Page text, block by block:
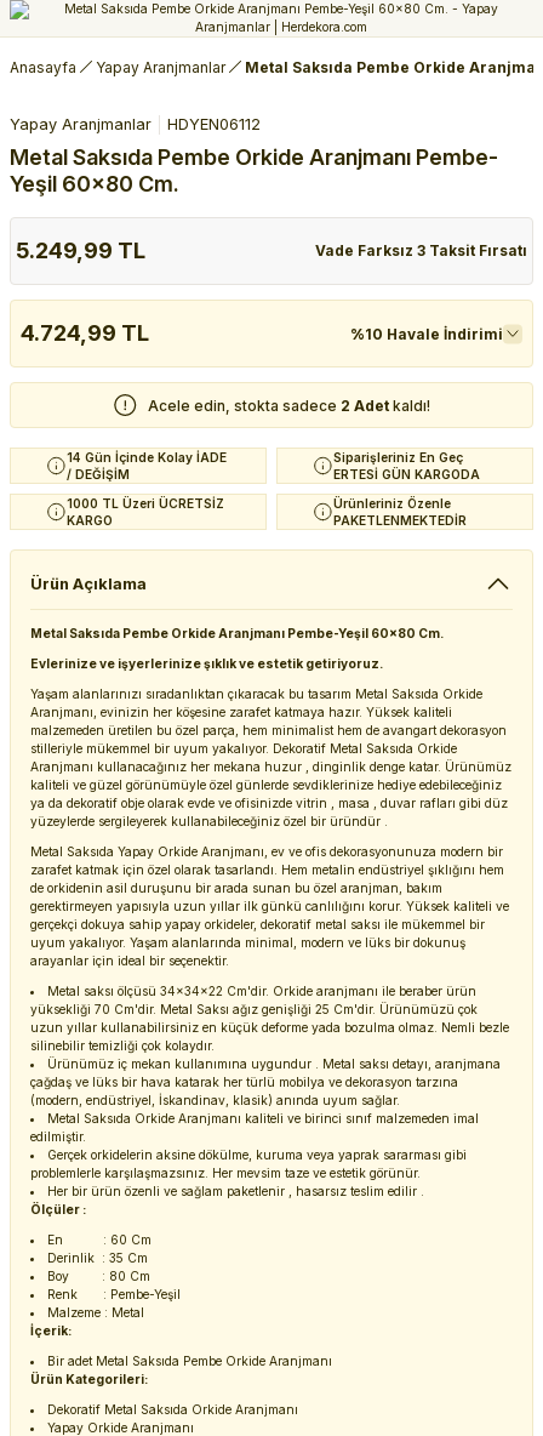
Anasayfa Yapay Aranjmanlar Metal Saksıda Pembe Orkide
Yapay Aranjmanlar HDYEN06112
Metal Saksıda Pembe Orkide Aranjmanı Pembe-
Yeşil 60x80 Cm.
5.249,99 TL Vade Farksız 3 Taksit Fırsatı
4.724,99 TL %10 Havale İndirimi
Acele edin, stokta sadece 2 Adet kaldı!
14 Gün İçinde Kolay İADE
/ DEĞİŞİM
Siparişleriniz En Geç
ERTESİ GÜN KARGODA
1000 TL Üzeri ÜCRETSİZ
KARGO
Ürünleriniz Özenle
PAKETLENMEKTEDİR
Ürün Açıklama
Metal Saksıda Pembe Orkide Aranjmanı Pembe-Yeşil 60x80 Cm.
Evlerinize ve işyerlerinize şıklık ve estetik getiriyoruz.
Yaşam alanlarınızı sıradanlıktan çıkaracak bu tasarım Metal Saksıda Orkide
Aranjmanı, evinizin her köşesine zarafet katmaya hazır. Yüksek kaliteli
malzemeden üretilen bu özel parça, hem minimalist hem de avangart dekorasyon
stilleriyle mükemmel bir uyum yakalıyor. Dekoratif Metal Saksıda Orkide
Aranjmanı kullanacağınız her mekana huzur , dinginlik denge katar. Ürünümüz
kaliteli ve güzel görünümüyle özel günlerde sevdiklerinize hediye edebileceğiniz
ya da dekoratif obje olarak evde ve ofisinizde vitrin , masa , duvar rafları gibi düz
yüzeylerde sergileyerek kullanabileceğiniz özel bir üründür .
Metal Saksıda Yapay Orkide Aranjmanı, ev ve ofis dekorasyonunuza modern bir
zarafet katmak için özel olarak tasarlandı. Hem metalin endüstriyel şıklığını hem
de orkidenin asil duruşunu bir arada sunan bu özel aranjman, bakım
gerektirmeyen yapısıyla uzun yıllar ilk günkü canlılığını korur. Yüksek kaliteli ve
gerçekçi dokuya sahip yapay orkideler, dekoratif metal saksı ile mükemmel bir
uyum yakalıyor. Yaşam alanlarında minimal, modern ve lüks bir dokunuş
arayanlar için ideal bir seçenektir.
Metal saksı ölçüsü 34x34x22 Cm'dir. Orkide aranjmanı ile beraber ürün
yüksekliği 70 Cm'dir. Metal Saksı ağız genişliği 25 Cm'dir. Ürünümüzü çok
uzun yıllar kullanabilirsiniz en küçük deforme yada bozulma olmaz. Nemli bezle
silinebilir temizliği çok kolaydır.
Ürünümüz iç mekan kullanımına uygundur . Metal saksı detayı, aranjmana
çağdaş ve lüks bir hava katarak her türlü mobilya ve dekorasyon tarzına
(modern, endüstriyel, İskandinav, klasik) anında uyum sağlar.
Metal Saksıda Orkide Aranjmanı kaliteli ve birinci sınıf malzemeden imal
edilmiştir.
Gerçek orkidelerin aksine dökülme, kuruma veya yaprak sararması gibi
problemlerle karşılaşmazsınız. Her mevsim taze ve estetik görünür.
Her bir ürün özenli ve sağlam paketlenir , hasarsız teslim edilir .
Ölçüler :
En : 60 Cm
Derinlik : 35 Cm
Boy : 80 Cm
Renk : Pembe-Yeşil
Malzeme : Metal
İçerik:
Bir adet Metal Saksıda Pembe Orkide Aranjmanı
Ürün Kategorileri:
Dekoratif Metal Saksıda Orkide Aranjmanı
Yapay Orkide Aranjmanı